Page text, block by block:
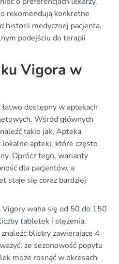
rekomendują konkretne
historii medycznej pacjenta,
podejściu do terapii
Vigora w
dostępny w aptekach
Wśród głównych
takie jak, Apteka
lokalne apteki, które często
Oprócz tego, warianty
dla pacjentów, a
staje się coraz bardziej
waha się od 50 do 150
tabletek i stężenia.
blistry zawierające 4
że sezonowość popytu
może rosnąć w okresach